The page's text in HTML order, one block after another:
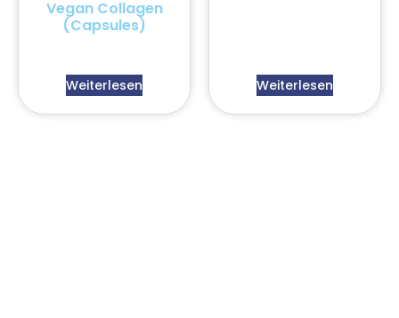
Vegan Collagen
(Capsules)
Weiterlesen Weiterlesen